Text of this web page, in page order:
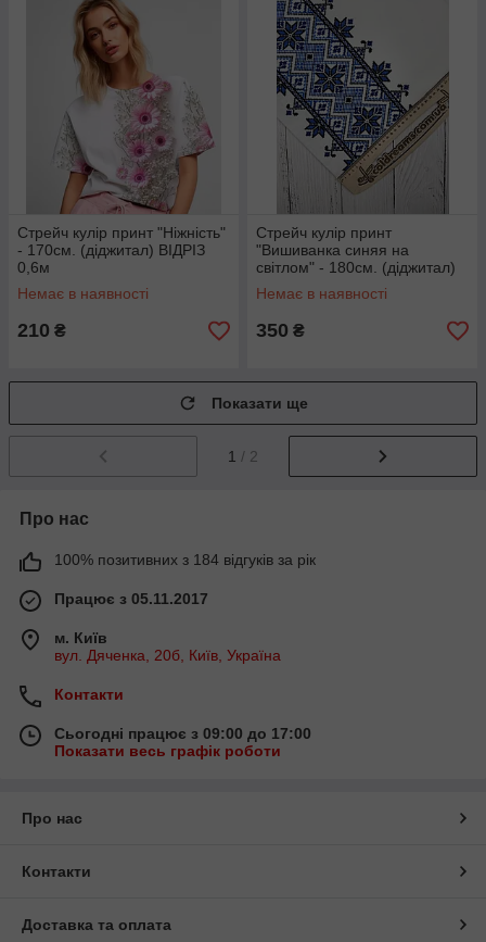
Стрейч кулір принт "Ніжність"
- 170см. (діджитал) ВІДРІЗ
0,6м
Немає в наявності
210 ₴
Стрейч кулір принт
"Вишиванка синяя на
світлом" - 180см. (діджитал)
ВІДРІЗ 1м
Немає в наявності
350 ₴
Показати ще
1 / 2
Про нас
100% позитивних з 184 відгуків за рік
Працює з 05.11.2017
м. Київ
вул. Дяченка, 20б, Київ, Україна
Контакти
Сьогодні працює з 09:00 до 17:00
Показати весь графік роботи
Про нас
Контакти
Доставка та оплата